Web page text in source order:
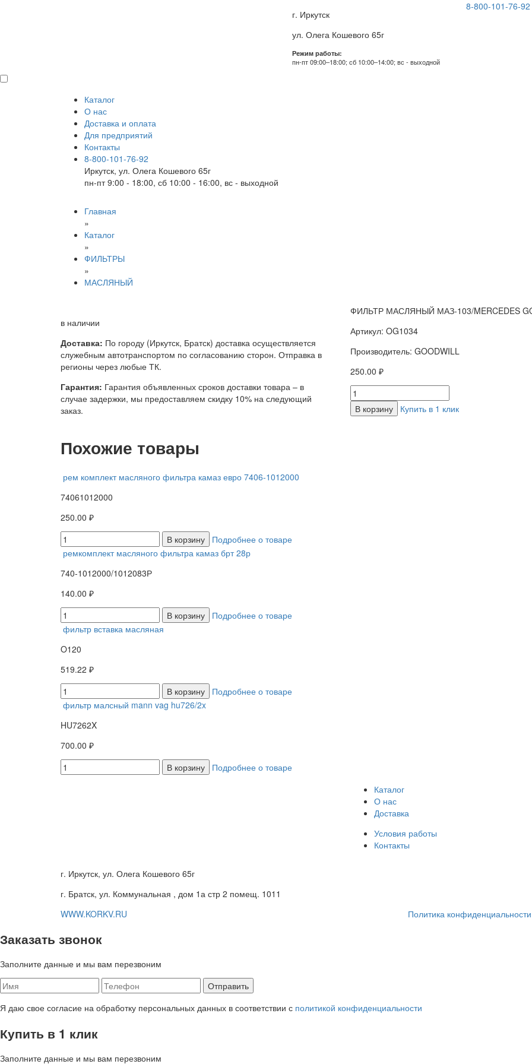
г. Иркутск
ул. Олега Кошевого 65г
Режим работы:
пн-пт 09:00–18:00; сб 10:00–14:00; вс - выходной
8-800-101-76-92
Каталог
О нас
Доставка и оплата
Для предприятий
Контакты
8-800-101-76-92
Иркутск, ул. Олега Кошевого 65г
пн-пт 9:00 - 18:00, сб 10:00 - 16:00, вс - выходной
Главная
»
Каталог
»
ФИЛЬТРЫ
»
МАСЛЯНЫЙ
в наличии
Доставка: По городу (Иркутск, Братск) доставка осуществляется
служебным автотранспортом по согласованию сторон. Отправка в
регионы через любые ТК.
Гарантия: Гарантия объявленных сроков доставки товара – в
случае задержки, мы предоставляем скидку 10% на следующий
заказ.
ФИЛЬТР МАСЛЯНЫЙ МАЗ-103/MERCEDES
Артикул: OG1034
Производитель: GOODWILL
250.00 ₽
В корзину Купить в 1 клик
Похожие товары
рем комплект масляного фильтра камаз евро 7406-1012000
74061012000
250.00 ₽
В корзину
Подробнее о товаре
ремкомплект масляного фильтра камаз брт 28р
740-1012000/1012083Р
140.00 ₽
В корзину
Подробнее о товаре
фильтр вставка масляная
O120
519.22 ₽
В корзину
Подробнее о товаре
фильтр малсный mann vag hu726/2x
HU7262X
700.00 ₽
В корзину
Подробнее о товаре
Каталог
О нас
Доставка
Условия работы
Контакты
г. Иркутск, ул. Олега Кошевого 65г
г. Братск, ул. Коммунальная , дом 1а стр 2 помещ. 1011
WWW.KORKV.RU
Политика конфиденциальности
Заказать звонок
Заполните данные и мы вам перезвоним
Я даю свое согласие на обработку персональных данных в соответствии с политикой конфиденциальности
Купить в 1 клик
Заполните данные и мы вам перезвоним